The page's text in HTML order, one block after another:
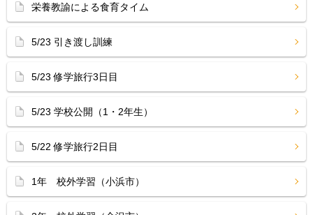
栄養教諭による食育タイム
5/23 引き渡し訓練
5/23 修学旅行3日目
5/23 学校公開（1・2年生）
5/22 修学旅行2日目
1年 校外学習（小浜市）